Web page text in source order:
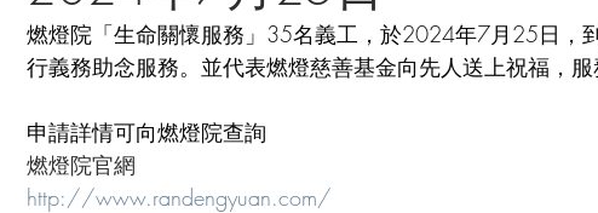
燃燈院「生命關懷服務」35名義工，於2024年7月25日，
行義務助念服務。並代表燃燈慈善基金向先人送上祝福，服
申請詳情可向燃燈院查詢
燃燈院官網
http://www.randengyuan.com/